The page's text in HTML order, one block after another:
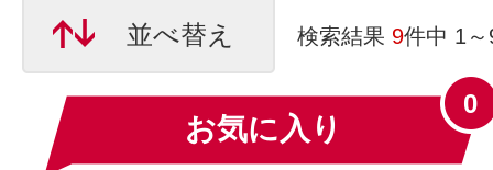
並べ替え 検索結果 9件中 1
お気に入り
0